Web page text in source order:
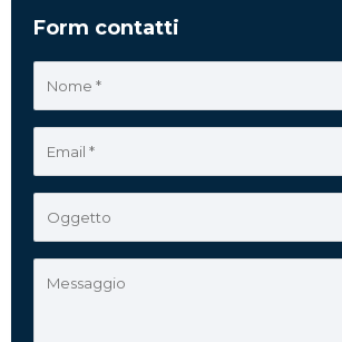
Form contatti